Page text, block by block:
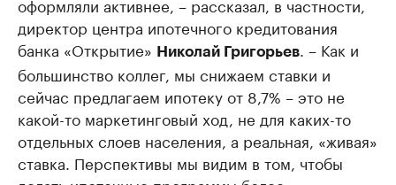
директор центра ипотечного кредитования
банка «Открытие» Николай Григорьев . – Как и
большинство коллег, мы снижаем ставки и
сейчас предлагаем ипотеку от 8,7% – это не
какой-то маркетинговый ход, не для каких-то
отдельных слоев населения, а реальная, «живая»
ставка. Перспективы мы видим в том, чтобы